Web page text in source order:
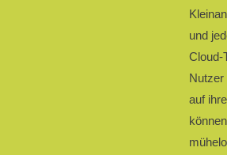
und
Cloud-
Nutzer
auf